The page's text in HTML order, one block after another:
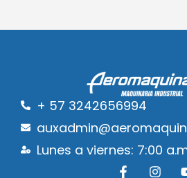
+ 57 3242656994
Lunes a viernes: 7:00